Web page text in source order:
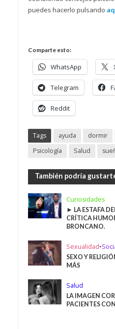
puedes hacerlo pulsando
Comparte esto:
WhatsApp
Telegram
Reddit
Tags ayuda dormir
Psicología
Salud
También podría
Curiosidades
► LA ESTAFA
CRÍTICA
BRONCANO.
Sexualidad•
SEXO Y
MÁS
Salud
LA IMAGEN
PACIENTES